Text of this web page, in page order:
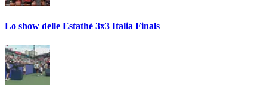
Lo show delle Estathé 3x3 Italia Finals